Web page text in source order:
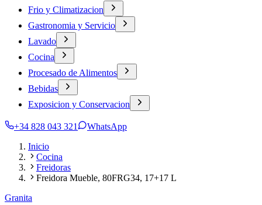
Frio y Climatizacion
Gastronomia y Servicio
Lavado
Cocina
Procesado de Alimentos
Bebidas
Exposicion y Conservacion
+34 828 043 321
WhatsApp
Inicio
Cocina
Freidoras
Freidora Mueble, 80FRG34, 17+17 L
Granita